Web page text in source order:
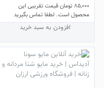
85,000 تومانقیمت تقریبی این
محصول است. لطفا تماس بگیرید
افزودن به سبد خرید